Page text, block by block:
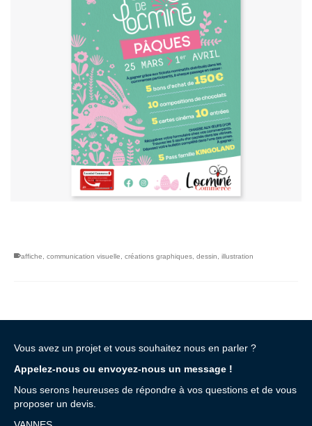
affiche, communication visuelle, créations graphiques, dessin, illustration
Vous avez un projet et vous souhaitez nous en parler ?
Appelez-nous ou envoyez-nous un message !
Nous serons heureuses de répondre à vos questions et de vous
proposer un devis.